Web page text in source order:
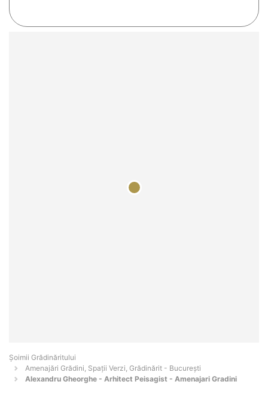
Șoimii Grădinăritului
Amenajări Grădini, Spații Verzi, Grădinărit - Bucureşti
Alexandru Gheorghe - Arhitect Peisagist - Amenajari Gradini